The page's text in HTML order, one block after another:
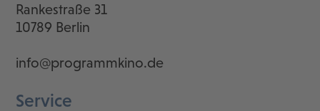
Rankestraße 31
10789 Berlin
info@programmkino.de
Service